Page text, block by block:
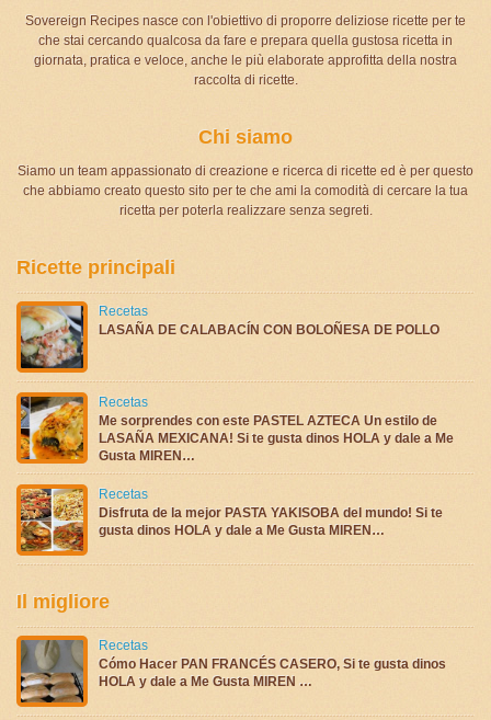
Sovereign Recipes nasce con l'obiettivo di proporre deliziose ricette per te
che stai cercando qualcosa da fare e prepara quella gustosa ricetta in
giornata, pratica e veloce, anche le più elaborate approfitta della nostra
raccolta di ricette.
Chi siamo
Siamo un team appassionato di creazione e ricerca di ricette ed è per questo
che abbiamo creato questo sito per te che ami la comodità di cercare la tua
ricetta per poterla realizzare senza segreti.
Ricette principali
Recetas
LASAÑA DE CALABACÍN CON BOLOÑESA DE POLLO
Recetas
Me sorprendes con este PASTEL AZTECA Un estilo de
LASAÑA MEXICANA! Si te gusta dinos HOLA y dale a Me
Gusta MIREN…
Recetas
Disfruta de la mejor PASTA YAKISOBA del mundo! Si te
gusta dinos HOLA y dale a Me Gusta MIREN…
Il migliore
Recetas
Cómo Hacer PAN FRANCÉS CASERO, Si te gusta dinos
HOLA y dale a Me Gusta MIREN …